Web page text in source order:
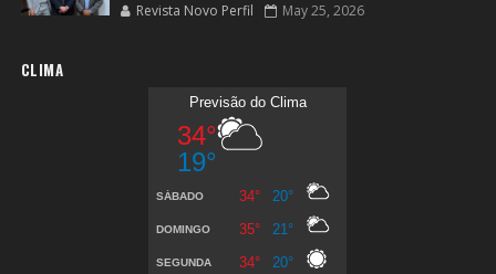
Revista Novo Perfil May 25, 2026
CLIMA